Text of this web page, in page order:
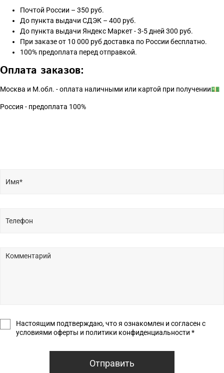
Почтой России – 350 руб.
До пункта выдачи СДЭК – 400 руб.
До пункта выдачи Яндекс Маркет - 3-5 дней 300 руб.
При заказе от 10 000 руб доставка по России бесплатно.
100% предоплата перед отправкой.
Оплата заказов:
Москва и М.обл. - оплата наличными или картой при получении💵
Россия - предоплата 100%
Настоящим подтверждаю, что я ознакомлен и согласен с
условиями оферты и политики конфиденциальности *
Отправить